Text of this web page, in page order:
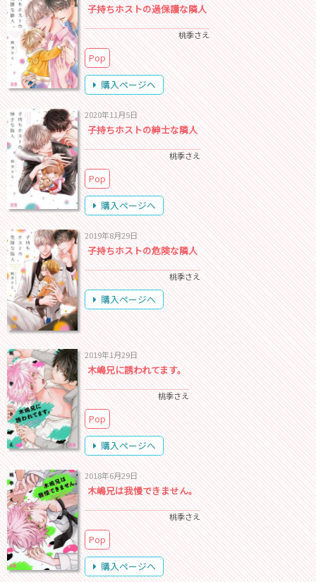
子持ちホストの過保護な隣人
桃季さえ
Pop
購入ページへ
2020年11月5日
子持ちホストの紳士な隣人
桃季さえ
Pop
購入ページへ
2019年8月29日
子持ちホストの危険な隣人
桃季さえ
購入ページへ
2019年1月29日
木嶋兄に誘われてます。
桃季さえ
Pop
購入ページへ
2018年6月29日
木嶋兄は我慢できません。
桃季さえ
Pop
購入ページへ